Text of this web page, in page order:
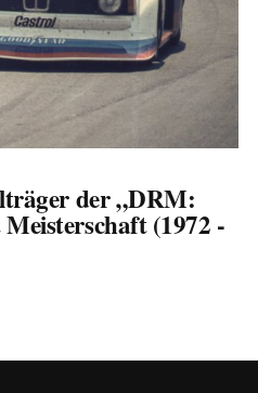
der „DRM:
(1972 -